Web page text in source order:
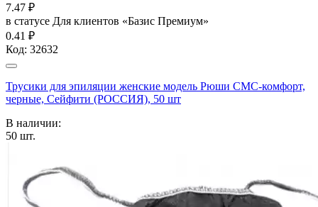
7.47 ₽
в статусе Для клиентов «Базис Премиум»
0.41 ₽
Код: 32632
Трусики для эпиляции женские модель Рюши СМС-комфорт,
черные, Сейфити (РОССИЯ), 50 шт
В наличии:
50 шт.